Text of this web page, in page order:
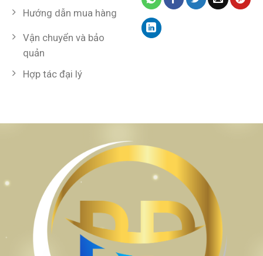
Hướng dẫn mua hàng
Vận chuyển và bảo
quản
Hợp tác đại lý